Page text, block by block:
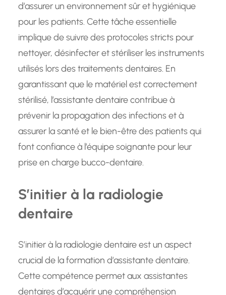
d’assurer un environnement sûr et hygiénique
pour les patients. Cette tâche essentielle
implique de suivre des protocoles stricts pour
nettoyer, désinfecter et stériliser les instruments
utilisés lors des traitements dentaires. En
garantissant que le matériel est correctement
stérilisé, l’assistante dentaire contribue à
prévenir la propagation des infections et à
assurer la santé et le bien-être des patients qui
font confiance à l’équipe soignante pour leur
prise en charge bucco-dentaire.
S’initier à la radiologie
dentaire
S’initier à la radiologie dentaire est un aspect
crucial de la formation d’assistante dentaire.
Cette compétence permet aux assistantes
dentaires d’acquérir une compréhension